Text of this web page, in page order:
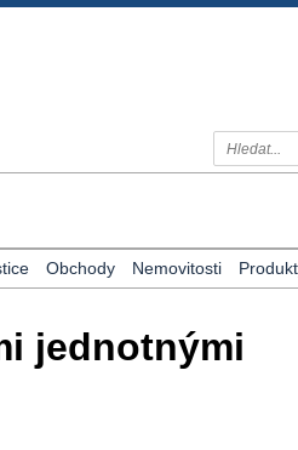
Obchody Nemovitosti
jednotnými